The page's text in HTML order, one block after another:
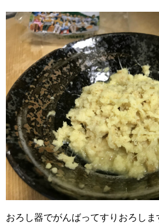
おろし器でがんばってすりおろし